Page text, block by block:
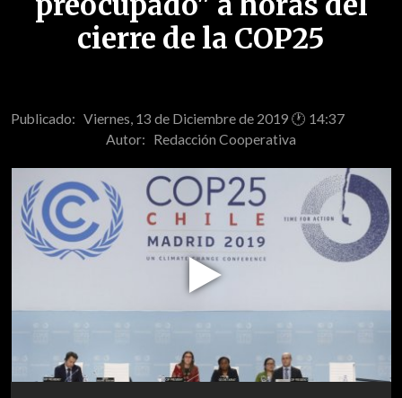
cierre de la COP25
Publicado: Viernes, 13 de Diciembre de 2019 🕐 14:37
Autor: Redacción Cooperativa
Video